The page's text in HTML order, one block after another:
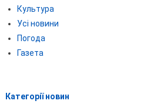
Культура
Усі новини
Погода
Газета
Категорії новин